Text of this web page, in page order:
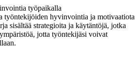
työpaikalla
työntekijöiden hyvinvointia ja motivaatiota
sisältää strategioita ja käytäntöjä, jotka
jotta työntekijäsi voivat